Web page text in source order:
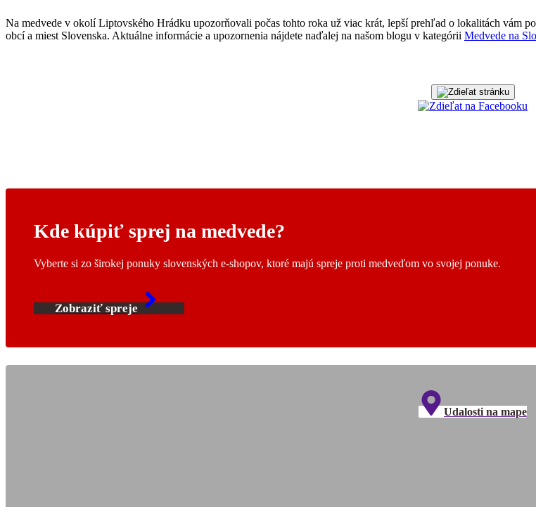
Na medvede v okolí Liptovského Hrádku upozorňovali počas tohto roka už viac krát, lepší prehľad o lokalitách vám
obcí a miest Slovenska. Aktuálne informácie a upozornenia nájdete naďalej na našom blogu v kategórii Medvede na
Kde kúpiť sprej na medvede?
Vyberte si zo širokej ponuky slovenských e-shopov, ktoré majú spreje proti medveďom vo svojej ponuke.
Zobraziť spreje
Udalosti na mape